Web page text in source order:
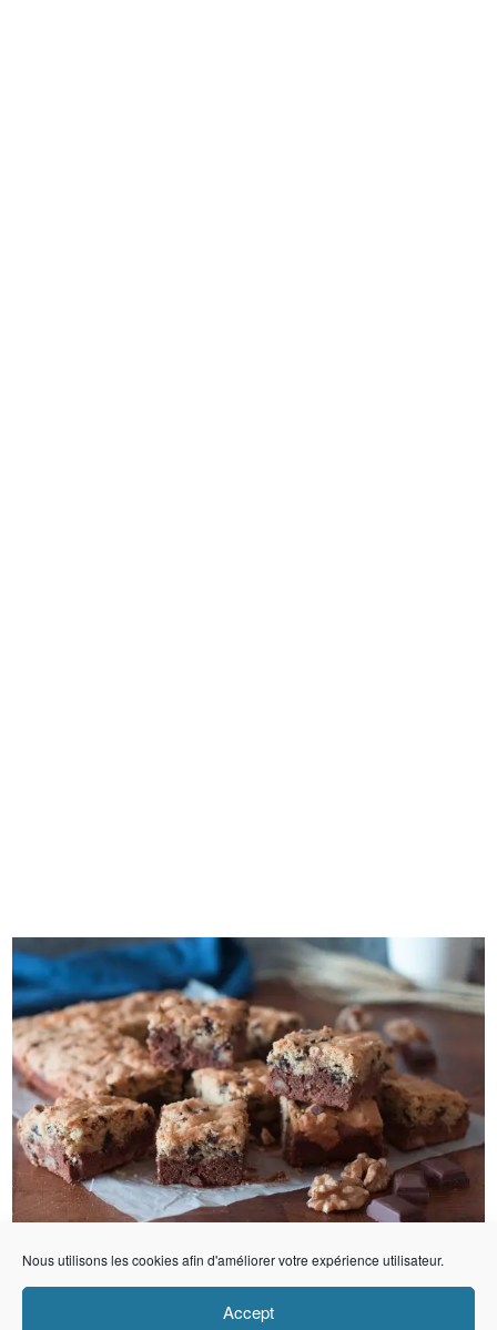
Nous utilisons les cookies afin d'améliorer votre expérience utilisateur.
Accept